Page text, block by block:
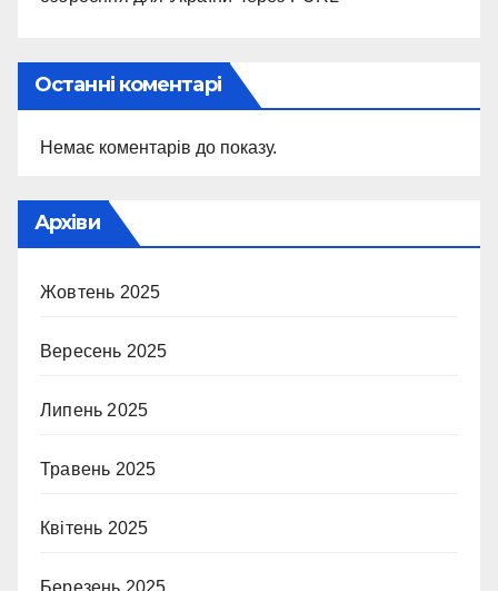
Останні коментарі
Немає коментарів до показу.
Архіви
Жовтень 2025
Вересень 2025
Липень 2025
Травень 2025
Квітень 2025